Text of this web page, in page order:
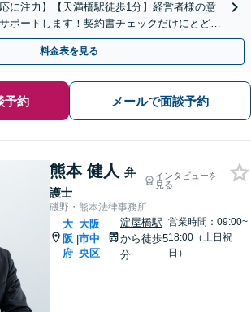
に注力】【天満橋駅徒歩1分】経営者様の意
ポートします！契約書チェックだけにとどま
をリーガルチェックしましょう！
料金表を見る
予約 メールで面談予約
熊本 健人 弁
護士
インタビューを
見る
磯野・熊本法律事務所
大
阪
府
|
大阪
市中
央区
淀屋橋駅
から徒歩5
分
営業時間：09:00~
18:00（土日祝
日）